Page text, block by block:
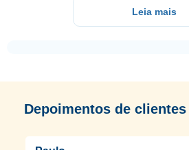
seriedade com a espiritualidade e
mais profícua os consulentes, cada
mas aquele tarot , aquele mentor,
Ocidental e Oriente sempre e será
Leia mais
Depoimentos de